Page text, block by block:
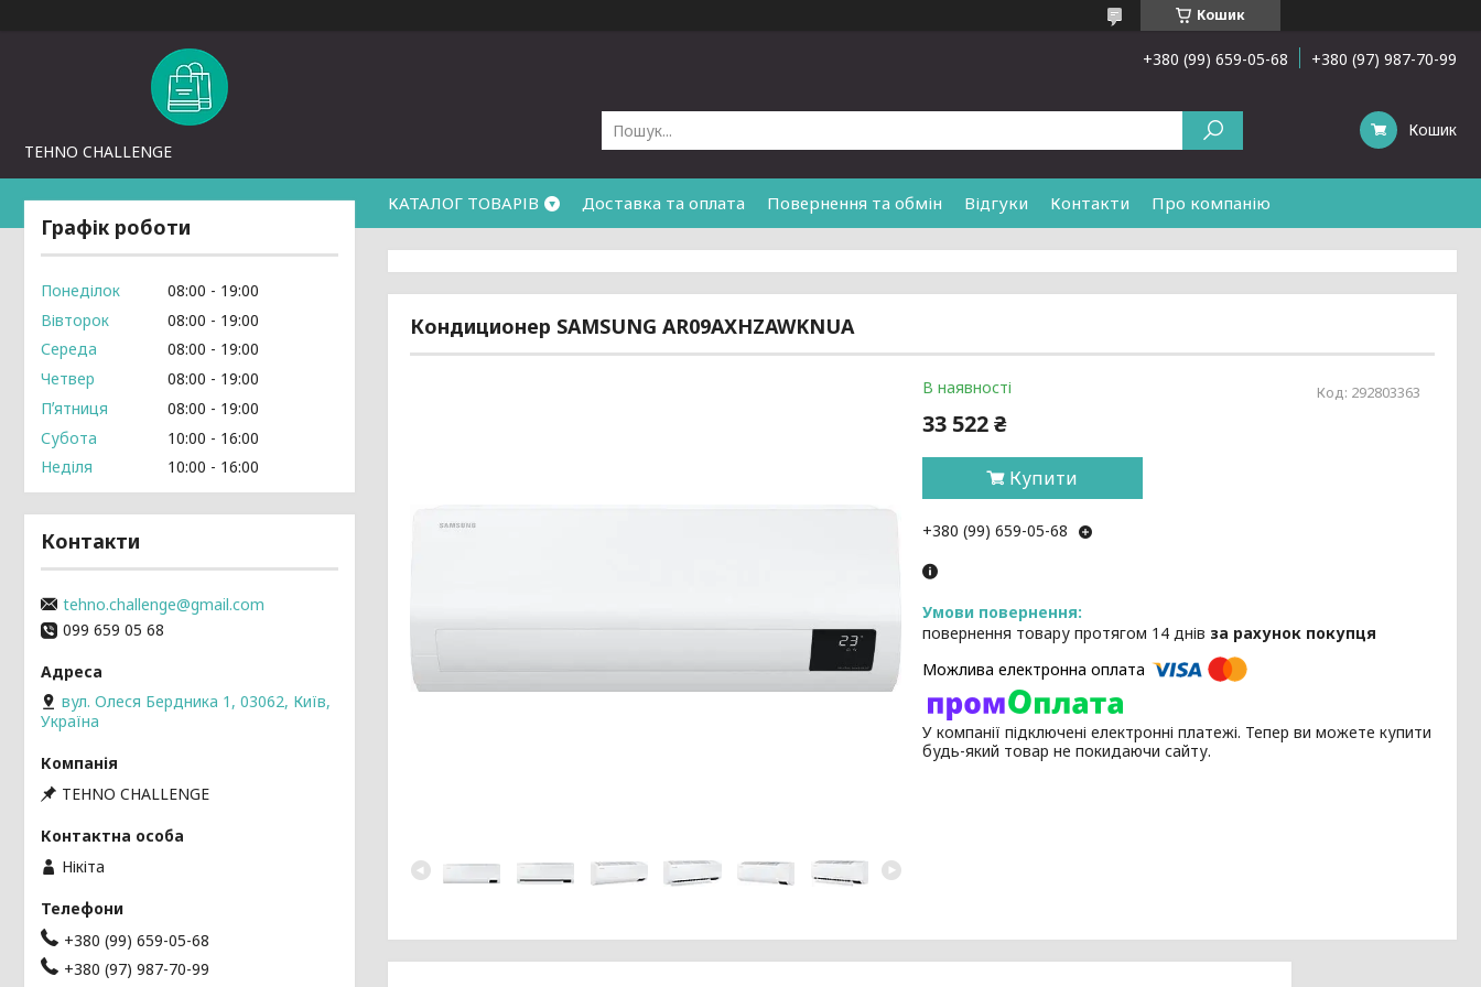
Кошик
TEHNO CHALLENGE
+380 (99) 659-05-68 +380 (97) 987-70-99
Кошик
КАТАЛОГ ТОВАРІВ Доставка та оплата Повернення та обмін Відгуки Контакти Про компанію
Кондиционер SAMSUNG AR09AXHZAWKNUA
В наявності Код: 292803363
33 522 ₴
Купити
+380 (99) 659-05-68
повернення товару протягом 14 днів за рахунок покупця
У компанії підключені електронні платежі. Тепер ви можете купити
будь-який товар не покидаючи сайту.
Графік роботи
Понеділок 08:00
19:00
Вівторок
08:00
19:00
Середа
08:00
19:00
Четвер
08:00
19:00
Пʼятниця
08:00
19:00
Субота
10:00
16:00
Неділя
10:00 16:00
Контакти
tehno.challenge@gmail.com
099 659 05 68
вул. Олеся Бердника 1, 03062, Київ,
Україна
TEHNO CHALLENGE
Нікіта
+380 (99) 659-05-68
+380 (97) 987-70-99